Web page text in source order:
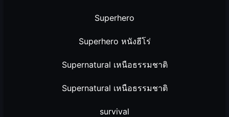
Superhero
Superhero หนังฮีโร่
Supernatural เหนือธรรมชาติ
Supernatural เหนือธรรมชาติ
survival